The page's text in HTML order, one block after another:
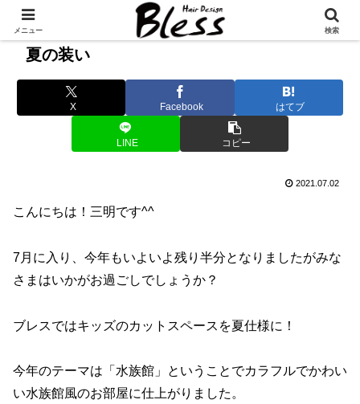
夏の装い
X Facebook はてブ
LINE コピー
2021.07.02
こんにちは！三明です^^
7月に入り、今年もいよいよ残り半分となりましたがみな
さまはいかがお過ごしでしょうか？
ブレスではキッズのカットスペースを夏仕様に！
今年のテーマは「水族館」ということでカラフルでかわい
い水族館風のお部屋に仕上がりました。
メニュー 検索